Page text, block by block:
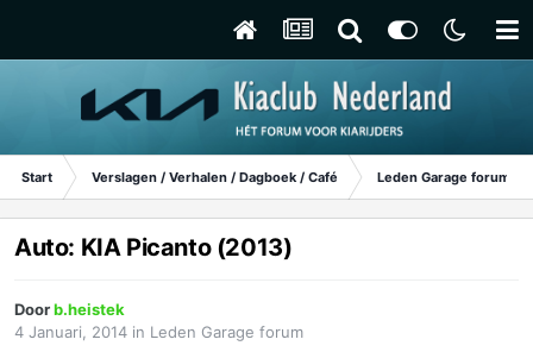
Start Verslagen / Verhalen / Dagboek / Café Leden Garage forum
Auto: KIA Picanto (2013)
Doorb.heistek
4 Januari, 2014 in Leden Garage forum